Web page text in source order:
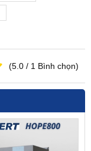
(5.0 / 1 Bình chọn)